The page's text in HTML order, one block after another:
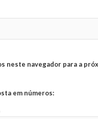
neste navegador para a
em números: